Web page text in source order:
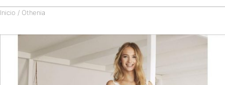
Inicio / Othenia